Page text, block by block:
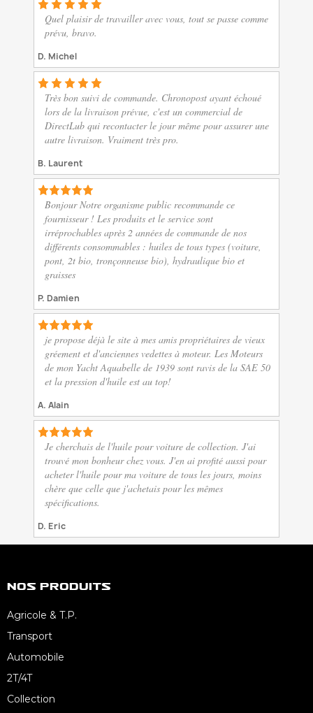
Quel plaisir de travailler avec vous, tout se passe comme
prévu, bravo.
D. Michel
Très bon suivi de commande. Chronopost ayant échoué
lors de la livraison prévue, c'est un commercial de
DirectLub qui recontacter le jour même pour assurer une
autre livraison. Vraiment très pro.
B. Laurent
Bonjour Notre organisme public recommande ce
fournisseur ! Les produits et le service sont
irréprochables après 2 années de commande de nos
différents consommables : huiles de tous types (voiture,
pont, 2t bio, tronçonneuse bio), hydraulique bio et
graisses
P. Damien
je propose déjà le site à mes amis propriétaires de vieux
gréement et d'anciennes vedettes à moteur. Les Moteurs
de mon Yacht Aquabelle de 1939 sont ravis de la SAE 50
et la pression d'huile est au top!
A. Alain
Je cherchais de l'huile pour voiture de collection. J'ai
trouvé mon bonheur chez vous. J'en ai profité aussi pour
acheter l'huile pour ma voiture de tous les jours, moins
chère que celle que j'achetais pour les mêmes
spécifications.
D. Eric
Nos Produits
Agricole & T.P.
Transport
Automobile
2T/4T
Collection